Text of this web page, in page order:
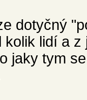
dotyčný
lidí a
jaky tym